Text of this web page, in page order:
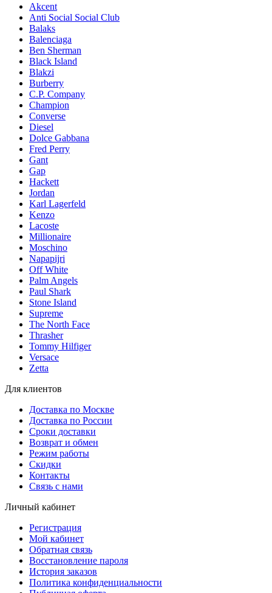
Akcent
Anti Social Social Club
Balaks
Balenciaga
Ben Sherman
Black Island
Blakzi
Burberry
C.P. Company
Champion
Converse
Diesel
Dolce Gabbana
Fred Perry
Gant
Gap
Hackett
Jordan
Karl Lagerfeld
Kenzo
Lacoste
Millionaire
Moschino
Napapijri
Off White
Palm Angels
Paul Shark
Stone Island
Supreme
The North Face
Thrasher
Tommy Hilfiger
Versace
Zetta
Для клиентов
Доставка по Москве
Доставка по России
Сроки доставки
Возврат и обмен
Режим работы
Скидки
Контакты
Связь с нами
Личный кабинет
Регистрация
Мой кабинет
Обратная связь
Восстановление пароля
История заказов
Политика конфиденциальности